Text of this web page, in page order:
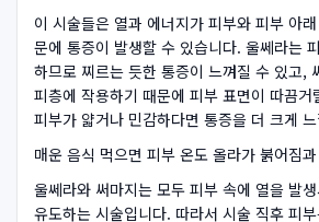
이 시술들은 열과 에너지가 피부와 피부 아
문에 통증이 발생할 수 있습니다. 울쎄라는
하므로 찌르는 듯한 통증이 느껴질 수 있고,
피층에 작용하기 때문에 피부 표면이 따끔거
피부가 얇거나 민감하다면 통증을 더 크게
매운 음식 먹으면 피부 온도 올라가 붉어짐
울쎄라와 써마지는 모두 피부 속에 열을 발
유도하는 시술입니다. 따라서 시술 직후 피